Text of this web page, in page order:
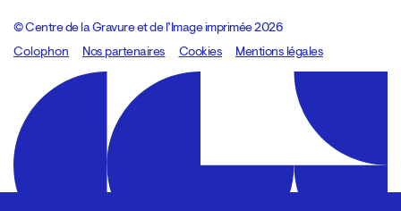
© Centre de la Gravure et de l’Image imprimée 2026
Colophon
Design:Marcel Kaczmarek, code:8080.studio
Nos partenaires Cookies Mentions légales